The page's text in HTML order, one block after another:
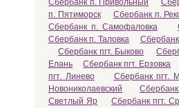
Сбербанк п. Привольный
п. Пятиморск
Сбербанк п.
Сбербанк п. Самофаловка
Сбербанк п. Таловка
Сбербанк
Сбербанк пгт. Быково
Елань
Сбербанк пгт. Ерзовка
пгт. Линево
Сбербанк пгт.
Новониколаевский
Светлый Яр
Сбербанк пгт.